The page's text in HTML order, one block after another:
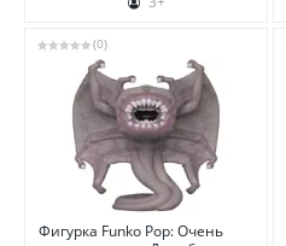
(0)
Фигурка Funko Pop: Очень